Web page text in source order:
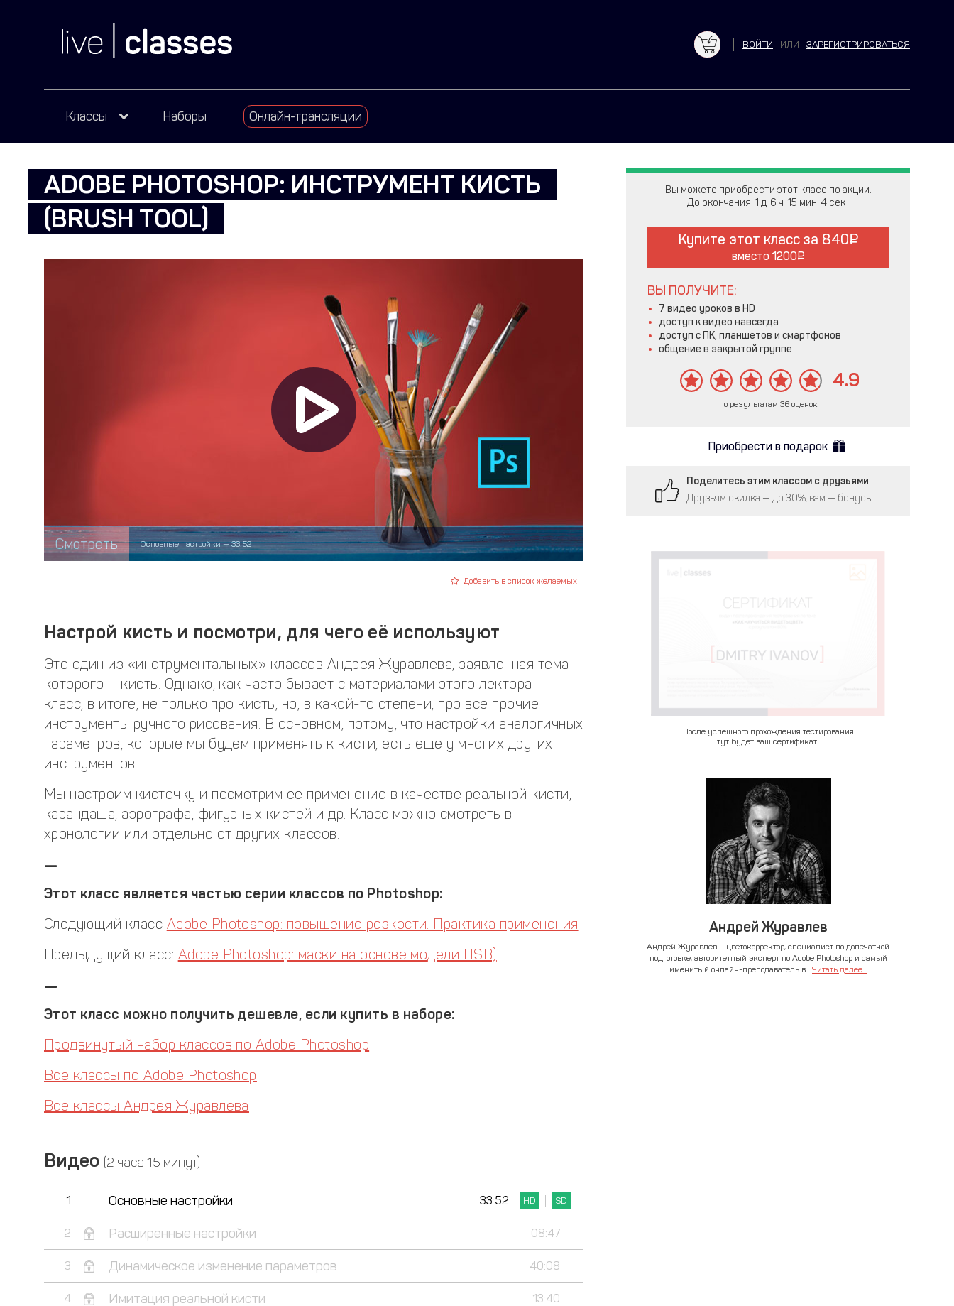
ВОЙТИ ИЛИ ЗАРЕГИСТРИРОВАТЬСЯ
Классы Наборы Онлайн-трансляции
ADOBE PHOTOSHOP: ИНСТРУМЕНТ КИСТЬ
(BRUSH TOOL)
Смотреть Основные настройки — 33:52
Добавить в список желаемых
Настрой кисть и посмотри, для чего её используют
Это один из «инструментальных» классов Андрея Журавлева, заявленная тема
которого – кисть. Однако, как часто бывает с материалами этого лектора –
класс, в итоге, не только про кисть, но, в какой-то степени, про все прочие
инструменты ручного рисования. В основном, потому, что настройки аналогичных
параметров, которые мы будем применять к кисти, есть еще у многих других
инструментов.
Мы настроим кисточку и посмотрим ее применение в качестве реальной кисти,
карандаша, аэрографа, фигурных кистей и др. Класс можно смотреть в
хронологии или отдельно от других классов.
—
Этот класс является частью серии классов по Photoshop:
Следующий класс Adobe Photoshop: повышение резкости. Практика применения
Предыдущий класс: Adobe Photoshop: маски на основе модели HSB)
—
Этот класс можно получить дешевле, если купить в наборе:
Продвинутый набор классов по Adobe Photoshop
Все классы по Adobe Photoshop
Все классы Андрея Журавлева
Видео (2 часа 15 минут)
1 Основные настройки 33:52 HD SD
2 Расширенные настройки 08:47
3 Динамическое изменение параметров 40:08
4 Имитация реальной кисти 13:40
Вы можете приобрести этот класс по акции.
До окончания 1 6 15 3
Купите этот класс за 840
вместо 1200
ВЫ ПОЛУЧИТЕ:
7 видео уроков в HD
доступ к видео навсегда
доступ с ПК, планшетов и смартфонов
общение в закрытой группе
4.9
по результатам 36 оценок
Приобрести в подарок
Поделитесь этим классом с друзьями
Друзьям скидка — до 30%, вам — бонусы!
После успешного прохождения тестирования
тут будет ваш сертификат!
Андрей Журавлев
Андрей Журавлев – цветокорректор, специалист по допечатной
подготовке, авторитетный эксперт по Adobe Photoshop и самый
именитый онлайн-преподаватель в... Читать далее...